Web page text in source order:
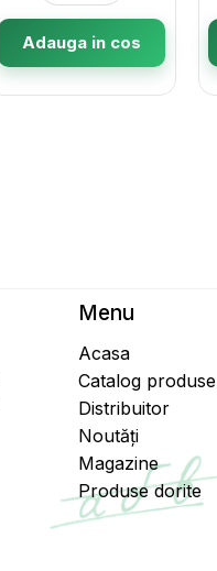
Adauga in cos
Menu
Acasa
Catalog produse
Distribuitor
Noutăți
Magazine
Produse dorite